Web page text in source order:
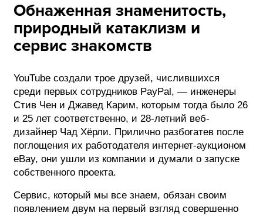
Обнаженная знаменитость,
природный катаклизм и
сервис знакомств
YouTube создали трое друзей, числившихся
среди первых сотрудников PayPal, — инженеры
Стив Чен и Джавед Карим, которым тогда было 26
и 25 лет соответственно, и 28-летний веб-
дизайнер Чад Хёрли. Прилично разбогатев после
поглощения их работодателя интернет-аукционом
eBay, они ушли из компании и думали о запуске
собственного проекта.
Сервис, который мы все знаем, обязан своим
появлением двум на первый взгляд совершенно